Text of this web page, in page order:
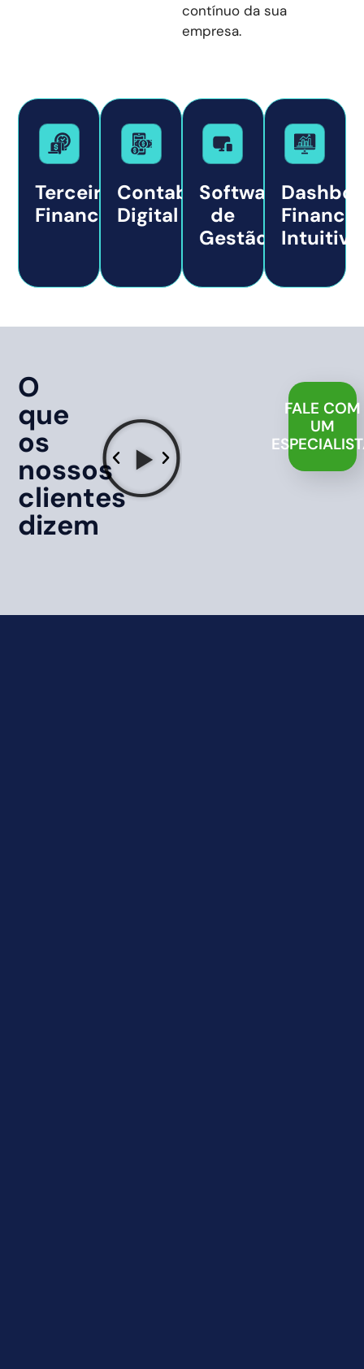
contínuo da sua
empresa.
Terceirização
Financeira
Contabilidade
Digital
Software
de
Gestão
Intuitivo
O
que
os
nossos
clientes
dizem
FALE COM
UM